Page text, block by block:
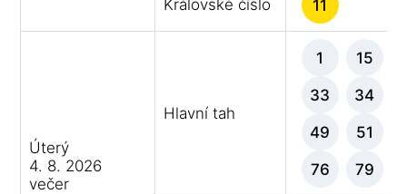
Královské číslo 11
Úterý
4. 8. 2026
večer
Hlavní tah
1 15
33 34
49 51
76 79